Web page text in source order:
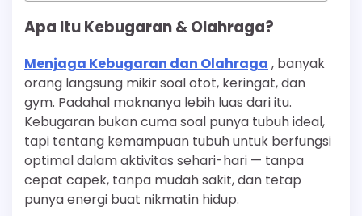
Apa Itu Kebugaran & Olahraga?
Menjaga Kebugaran dan Olahraga , banyak
orang langsung mikir soal otot, keringat, dan
gym. Padahal maknanya lebih luas dari itu.
Kebugaran bukan cuma soal punya tubuh ideal,
tapi tentang kemampuan tubuh untuk berfungsi
optimal dalam aktivitas sehari-hari — tanpa
cepat capek, tanpa mudah sakit, dan tetap
punya energi buat nikmatin hidup.